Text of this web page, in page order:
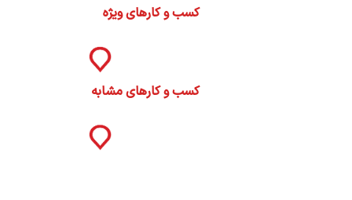
کسب و کارهای ویژه
کسب و کارهای مشابه